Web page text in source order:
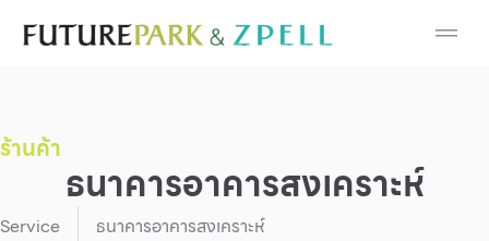
Cosmetic
Fashion
Food
ร้านค้า
ธนาคารอาคารสงเคราะห์
Service ธนาคารอาคารสงเคราะห์